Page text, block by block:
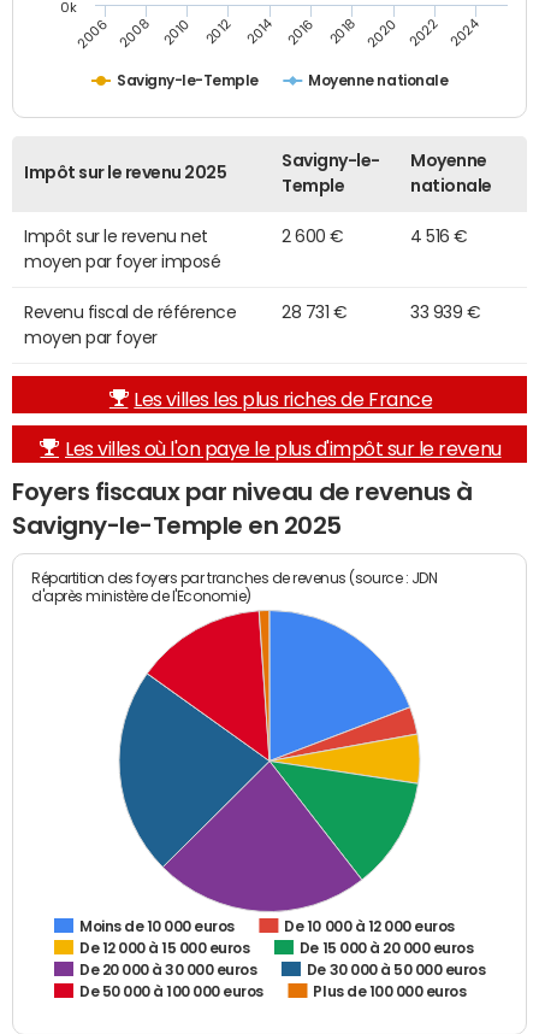
Savigny-le-Temple Moyenne nationale
2006 2008 2010 2012 2014 2016 2018 2020 2022 2024
0k
Impôt sur le revenu 2025
Savigny-le-
Temple
Moyenne
nationale
Impôt sur le revenu net
moyen par foyer imposé
2 600 € 4 516 €
Revenu fiscal de référence
moyen par foyer
28 731 € 33 939 €
Les villes les plus riches de France
Les villes où l'on paye le plus d'impôt sur le revenu
Foyers fiscaux par niveau de revenus à
Savigny-le-Temple en 2025
Répartition des foyers par tranches de revenus (source : JDN
d'après ministère de l'Economie)
Moins de 10 000 euros
De 10 000 à 12 000 euros
De 12 000 à 15 000 euros
De 15 000 à 20 000 euros
De 20 000 à 30 000 euros
De 30 000 à 50 000 euros
De 50 000 à 100 000 euros
Plus de 100 000 euros